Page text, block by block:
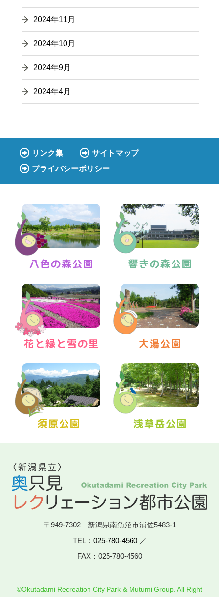
2024年11月
2024年10月
2024年9月
2024年4月
リンク集
サイトマップ
プライバシーポリシー
〒949-7302 新潟県南魚沼市浦佐5483-1
TEL： 025-780-4560／
FAX：025-780-4560
©Okutadami Recreation City Park & Mutumi Group. All Right